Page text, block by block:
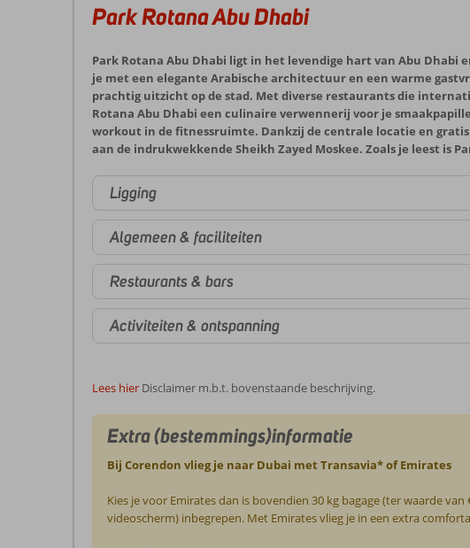
Park Rotana Abu Dhabi
Park Rotana Abu Dhabi ligt in het levendige hart van Abu
je met een elegante Arabische architectuur en een warme
prachtig uitzicht op de stad. Met diverse restaurants die
Rotana Abu Dhabi een culinaire verwennerij voor je
workout in de fitnessruimte. Dankzij de centrale locatie en gratis
aan de indrukwekkende Sheikh Zayed Moskee. Zoals je leest is
Ligging
Algemeen & faciliteiten
Restaurants & bars
Activiteiten & ontspanning
Lees hier Disclaimer m.b.t. bovenstaande beschrijving.
Extra (bestemmings)informatie
Bij Corendon vlieg je naar Dubai met Transavia* of Emirates
Kies je voor Emirates dan is bovendien 30 kg bagage (ter waarde
videoscherm) inbegrepen. Met Emirates vlieg je in een extra